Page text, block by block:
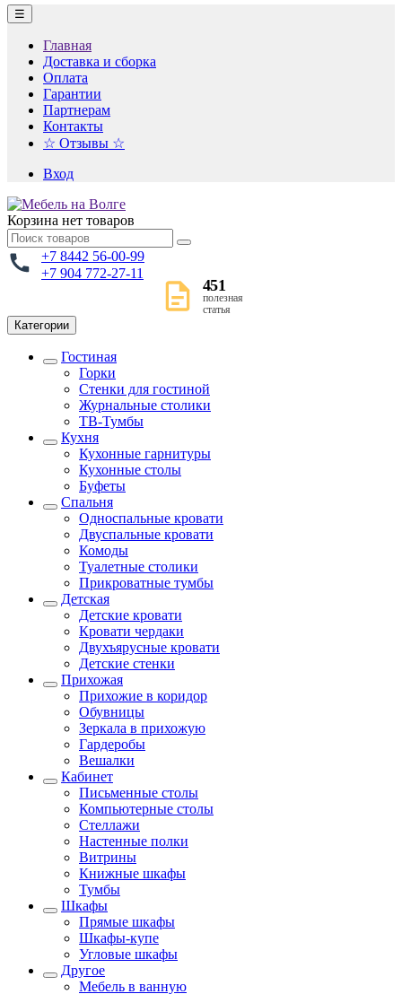
☰
Главная
Доставка и сборка
Оплата
Гарантии
Партнерам
Контакты
☆ Отзывы ☆
Вход
Корзина нет товаров
+7 8442 56-00-99
+7 904 772-27-11
451
полезная
статья
Категории
Гостиная
Горки
Стенки для гостиной
Журнальные столики
TВ-Тумбы
Кухня
Кухонные гарнитуры
Кухонные столы
Буфеты
Спальня
Односпальные кровати
Двуспальные кровати
Комоды
Туалетные столики
Прикроватные тумбы
Детская
Детские кровати
Кровати чердаки
Двухъярусные кровати
Детские стенки
Прихожая
Прихожие в коридор
Обувницы
Зеркала в прихожую
Гардеробы
Вешалки
Кабинет
Письменные столы
Компьютерные столы
Стеллажи
Настенные полки
Витрины
Книжные шкафы
Тумбы
Шкафы
Прямые шкафы
Шкафы-купе
Угловые шкафы
Другое
Мебель в ванную